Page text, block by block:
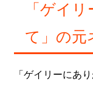
「ゲイ
て」の元
「ゲイリーにあ